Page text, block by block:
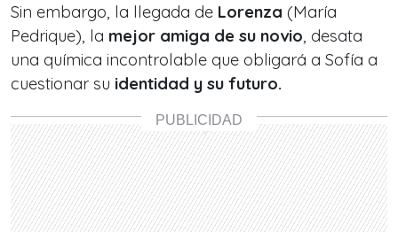
Sin embargo, la llegada de Lorenza (María
Pedrique), la mejor amiga de su novio, desata
una química incontrolable que obligará a Sofía a
cuestionar su identidad y su futuro.